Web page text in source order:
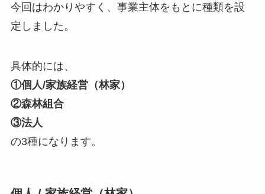
今回はわかりやすく、事業主体をもとに種類を設
定しました。
具体的には、
①個人/家族経営（林家）
②森林組合
③法人
の3種になります。